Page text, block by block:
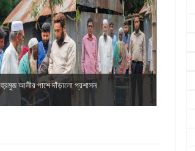
হুরমুজ আলীর পাশে দাঁড়ালো প্রশাসন